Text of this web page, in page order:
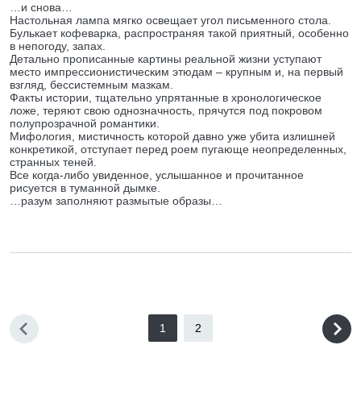
…и снова…
Настольная лампа мягко освещает угол письменного стола.
Булькает кофеварка, распространяя такой приятный, особенно
в непогоду, запах.
Детально прописанные картины реальной жизни уступают
место импрессионистическим этюдам – крупным и, на первый
взгляд, бессистемным мазкам.
Факты истории, тщательно упрятанные в хронологическое
ложе, теряют свою однозначность, прячутся под покровом
полупрозрачной романтики.
Мифология, мистичность которой давно уже убита излишней
конкретикой, отступает перед роем пугающе неопределенных,
странных теней.
Все когда-либо увиденное, услышанное и прочитанное
рисуется в туманной дымке.
…разум заполняют размытые образы…
1 2